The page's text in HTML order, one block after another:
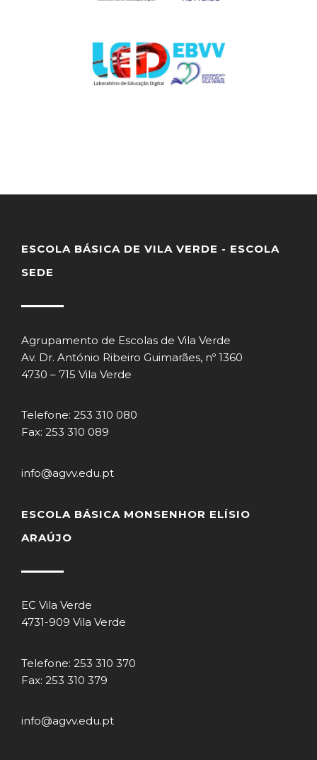
ESCOLA BÁSICA DE VILA VERDE - ESCOLA
SEDE
Agrupamento de Escolas de Vila Verde
Av. Dr. António Ribeiro Guimarães, nº 1360
4730 – 715 Vila Verde
Telefone: 253 310 080
Fax: 253 310 089
info@agvv.edu.pt
ESCOLA BÁSICA MONSENHOR ELÍSIO
ARAÚJO
EC Vila Verde
4731-909 Vila Verde
Telefone: 253 310 370
Fax: 253 310 379
info@agvv.edu.pt